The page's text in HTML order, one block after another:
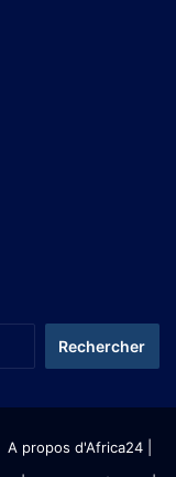
A propos d'Africa24|